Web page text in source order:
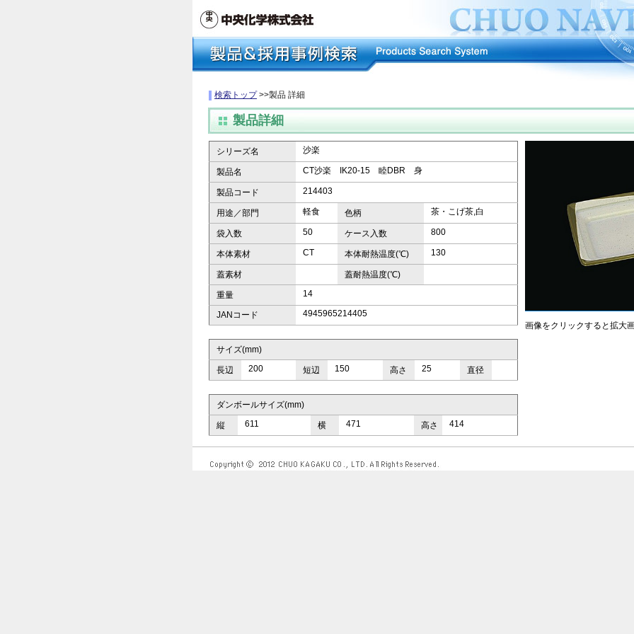
検索トップ>>製品 詳細
製品詳細
シリーズ名 沙楽
製品名 CT沙楽 IK20-15 睦DBR 身
製品コード 214403
用途／部門 軽食 色柄 茶・こげ茶,白
袋入数 50 ケース入数 800
本体素材 CT 本体耐熱温度(℃) 130
蓋素材 蓋耐熱温度(℃)
重量 14
JANコード 4945965214405
サイズ(mm)
長辺 200 短辺 150 高さ 25 直径
ダンボールサイズ(mm)
縦 611 横 471 高さ 414
画像をクリックすると拡大